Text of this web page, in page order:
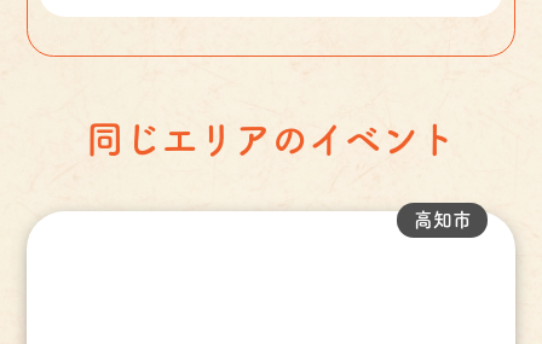
同じエリアのイベント
高知市